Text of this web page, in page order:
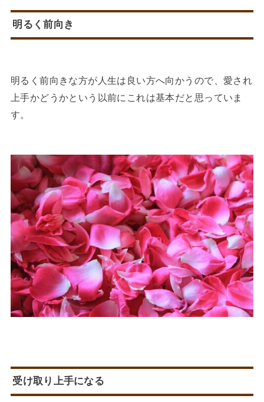
明るく前向き
明るく前向きな方が人生は良い方へ向かうので、愛され
上手かどうかという以前にこれは基本だと思っていま
す。
受け取り上手になる